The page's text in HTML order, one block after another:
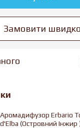
Замовити швидко
Аромадифузор Erbario
d'Elba (Островний Інжир